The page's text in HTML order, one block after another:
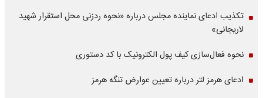
تکذیب ادعای نماینده مجلس درباره «نحوه ردزنی محل استقرار شهید
لاریجانی»
نحوه فعال‌سازی کیف پول الکترونیک با کد دستوری
ادعای هرمز لتر درباره تعیین عوارض تنگه هرمز